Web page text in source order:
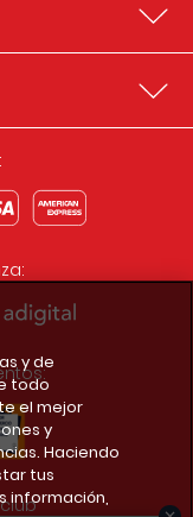
y de
todo
el mejor
y
Haciendo
tus
información,